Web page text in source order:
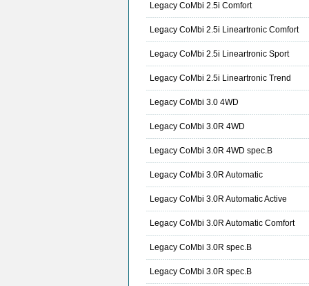
Legacy CoMbi 2.5i Comfort
Legacy CoMbi 2.5i Lineartronic Comfort
Legacy CoMbi 2.5i Lineartronic Sport
Legacy CoMbi 2.5i Lineartronic Trend
Legacy CoMbi 3.0 4WD
Legacy CoMbi 3.0R 4WD
Legacy CoMbi 3.0R 4WD spec.B
Legacy CoMbi 3.0R Automatic
Legacy CoMbi 3.0R Automatic Active
Legacy CoMbi 3.0R Automatic Comfort
Legacy CoMbi 3.0R spec.B
Legacy CoMbi 3.0R spec.B